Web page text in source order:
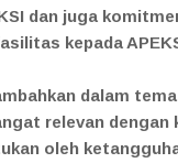
dan juga
kepada
dalam
relevan dengan
oleh